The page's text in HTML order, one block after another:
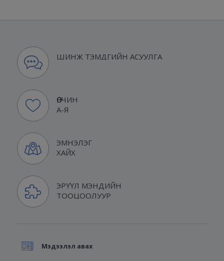
ШИНЖ ТЭМДГИЙН АСУУЛГА
ӨВЧИН
А-Я
ЭМНЭЛЭГ
ХАЙХ
ЭРҮҮЛ МЭНДИЙН
ТООЦООЛУУР
Мэдээлэл авах